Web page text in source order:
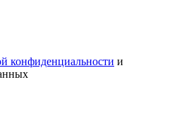
конфиденциальности и